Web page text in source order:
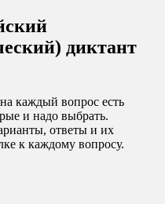
диктант
каждый вопрос есть
и надо выбрать.
ответы и их
к каждому вопросу.